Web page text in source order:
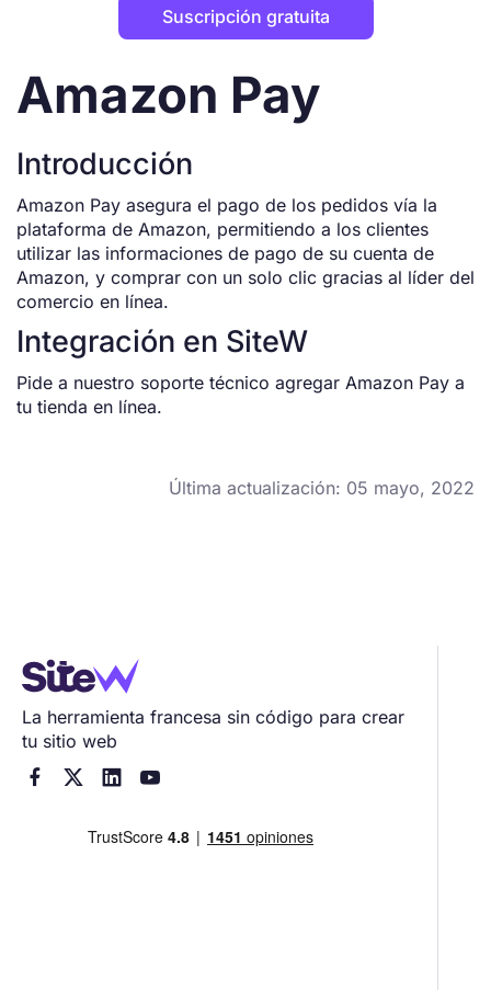
Suscripción gratuita
Amazon Pay
Introducción
Amazon Pay asegura el pago de los pedidos vía la
plataforma de Amazon, permitiendo a los clientes
utilizar las informaciones de pago de su cuenta de
Amazon, y comprar con un solo clic gracias al líder del
comercio en línea.
Integración en SiteW
Pide a nuestro soporte técnico agregar Amazon Pay a
tu tienda en línea.
Última actualización: 05 mayo, 2022
La herramienta francesa sin código para crear
tu sitio web
   